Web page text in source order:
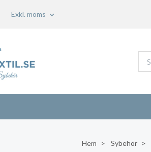
Exkl. moms
Hem Sybehör